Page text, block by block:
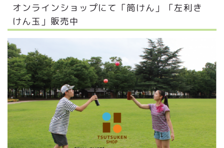
オンラインショップにて「筒けん」「左利き
けん玉」販売中